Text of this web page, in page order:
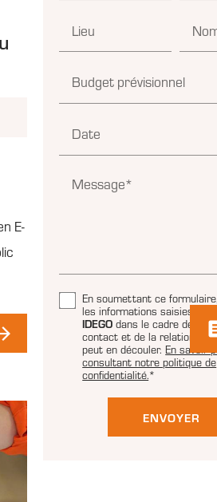
E-
Lieu
Budget prévisionnel
Date
Message*
En soumettant ce
les informations saisies
IDEGO dans le cadre de ma
contact et de la relation
peut en découler.En savoir
consultant notre politique de
confidentialité.*